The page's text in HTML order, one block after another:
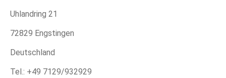
Uhlandring 21
72829 Engstingen
Deutschland
Tel.: +49 7129/932929